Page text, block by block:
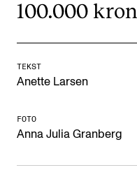
CREMAH
Publikasjoner
INTERNASJONALT
100.000
TEKST
Anette Larsen
FOTO
Anna Julia Granberg